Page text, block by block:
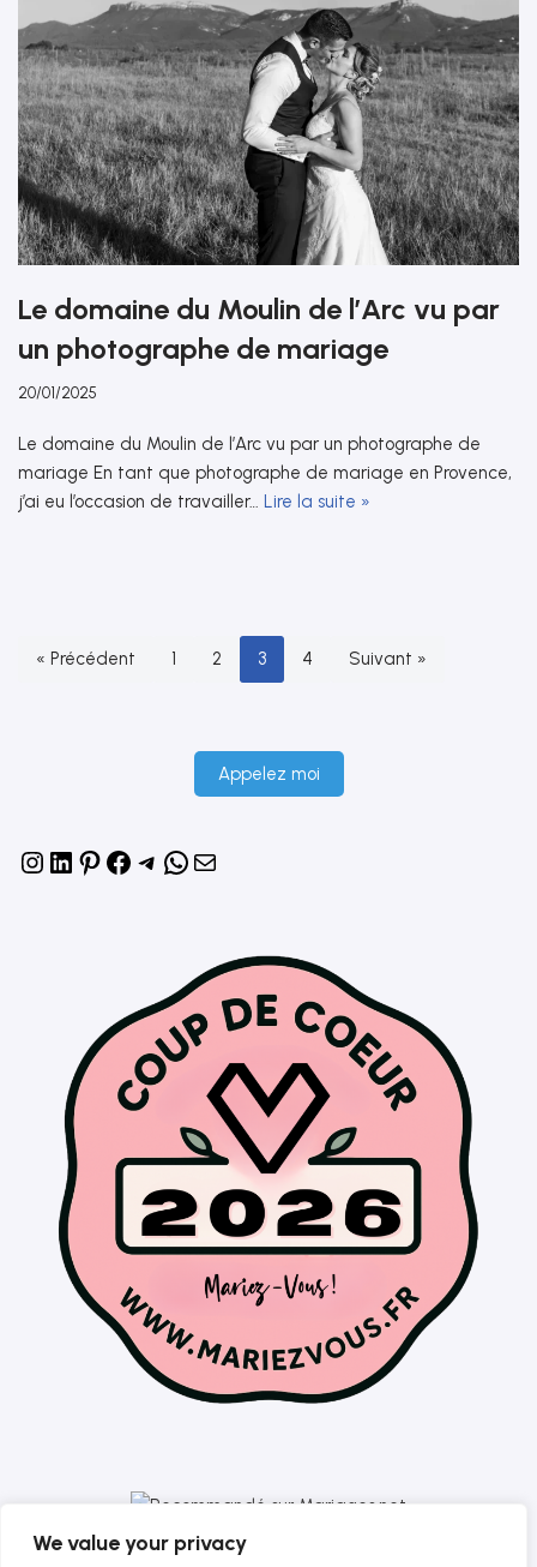
We value your privacy
Le domaine du Moulin de l’Arc vu par
un photographe de mariage
20/01/2025
Le domaine du Moulin de l’Arc vu par un photographe de
mariage En tant que photographe de mariage en Provence,
j’ai eu l’occasion de travailler… Lire la suite »
« Précédent 1 2 3 4 Suivant »
Appelez moi